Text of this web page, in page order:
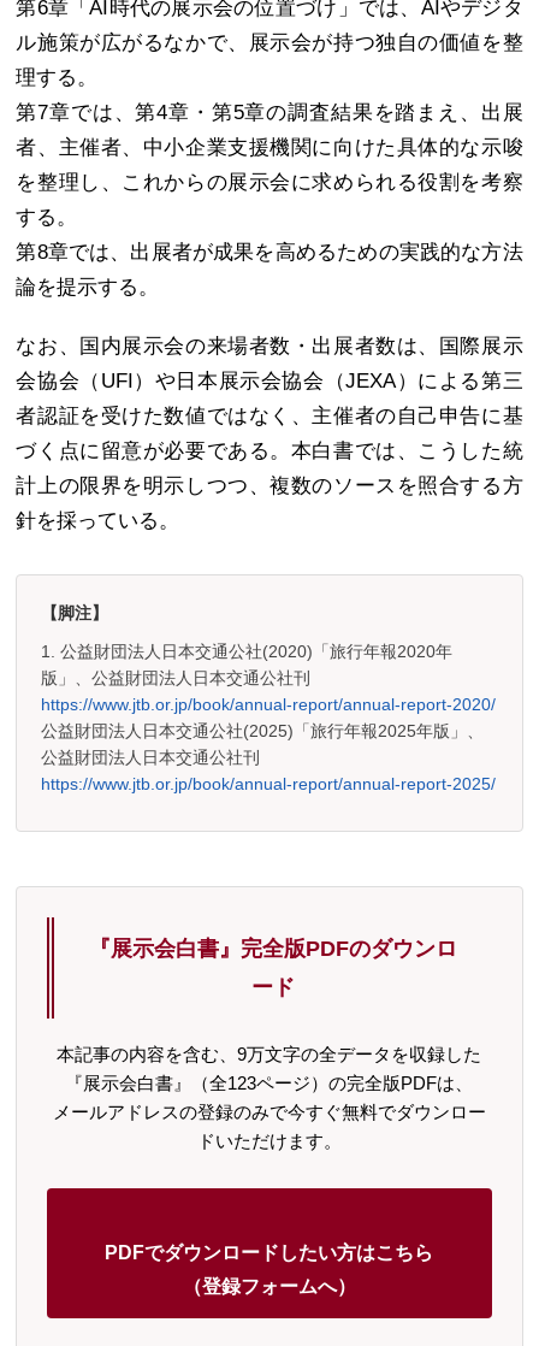
第6章「AI時代の展示会の位置づけ」では、AIやデジタ
ル施策が広がるなかで、展示会が持つ独自の価値を整
理する。
第7章では、第4章・第5章の調査結果を踏まえ、出展
者、主催者、中小企業支援機関に向けた具体的な示唆
を整理し、これからの展示会に求められる役割を考察
する。
第8章では、出展者が成果を高めるための実践的な方法
論を提示する。
なお、国内展示会の来場者数・出展者数は、国際展示
会協会（UFI）や日本展示会協会（JEXA）による第三
者認証を受けた数値ではなく、主催者の自己申告に基
づく点に留意が必要である。本白書では、こうした統
計上の限界を明示しつつ、複数のソースを照合する方
針を採っている。
【脚注】
1. 公益財団法人日本交通公社(2020)「旅行年報2020年
版」、公益財団法人日本交通公社刊
https://www.jtb.or.jp/book/annual-report/annual-report-2020/
公益財団法人日本交通公社(2025)「旅行年報2025年版」、
公益財団法人日本交通公社刊
https://www.jtb.or.jp/book/annual-report/annual-report-2025/
『展示会白書』完全版PDFのダウンロ
ード
本記事の内容を含む、9万文字の全データを収録した
『展示会白書』（全123ページ）の完全版PDFは、
メールアドレスの登録のみで今すぐ無料でダウンロー
ドいただけます。
PDFでダウンロードしたい方はこちら
（登録フォームへ）